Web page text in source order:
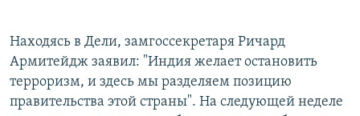
Находясь в Дели, замгоссекретаря Ричард
Армитейдж заявил: "Индия желает остановить
терроризм, и здесь мы разделяем позицию
правительства этой страны". На следующей неделе